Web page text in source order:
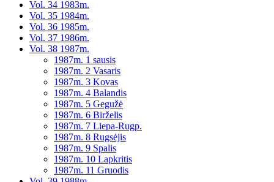
Vol. 34 1983m.
Vol. 35 1984m.
Vol. 36 1985m.
Vol. 37 1986m.
Vol. 38 1987m.
1987m. 1 sausis
1987m. 2 Vasaris
1987m. 3 Kovas
1987m. 4 Balandis
1987m. 5 Gegužė
1987m. 6 Birželis
1987m. 7 Liepa-Rugp.
1987m. 8 Rugsėjis
1987m. 9 Spalis
1987m. 10 Lapkritis
1987m. 11 Gruodis